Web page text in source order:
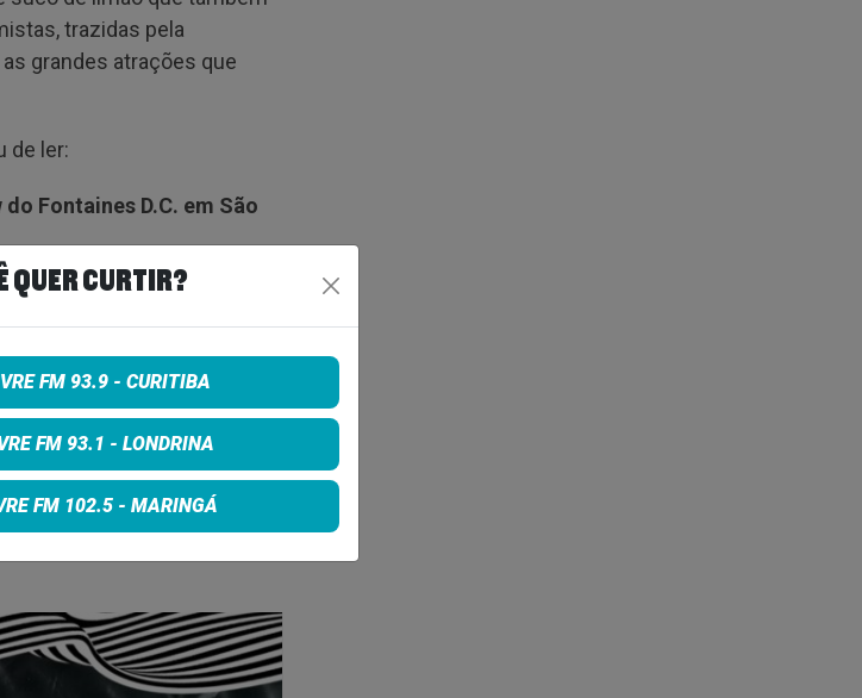
trazidas pela
grandes atrações que
de ler:
Fontaines D.C. em São
deixar pra amanhã, corre
Twitter Share on Google+
QUER CURTIR?
FM 93.9 - CURITIBA
FM 93.1 - LONDRINA
FM 102.5 - MARINGÁ